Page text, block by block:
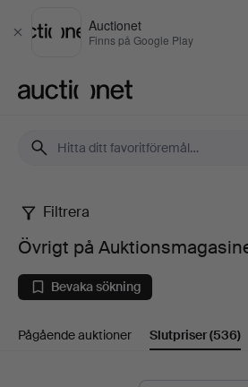
Stäng
Auctionet
Finns på Google Play
Övrigt
på
Auktionsmagasinet
Vänersborg
Filtrera
Övrigt på
Bevaka sökning
Pågående auktioner Slutpriser(536)